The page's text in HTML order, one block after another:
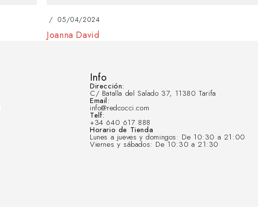
05/04/2024
Joanna David
Info
Dirección:
C/ Batalla del Salado 37, 11380 Tarifa
Email:
info@redcocci.com
Telf:
+34 640 617 888
Horario de Tienda
Lunes a jueves y domingos: De 10:30 a 21:00
Viernes y sábados: De 10:30 a 21:30